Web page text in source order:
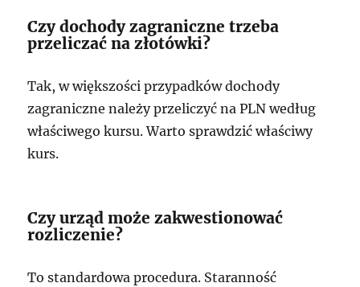
Czy dochody zagraniczne trzeba
przeliczać na złotówki?
Tak, w większości przypadków dochody
zagraniczne należy przeliczyć na PLN według
właściwego kursu. Warto sprawdzić właściwy
kurs.
Czy urząd może zakwestionować
rozliczenie?
To standardowa procedura. Staranność